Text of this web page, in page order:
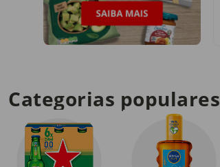
Categorias populares